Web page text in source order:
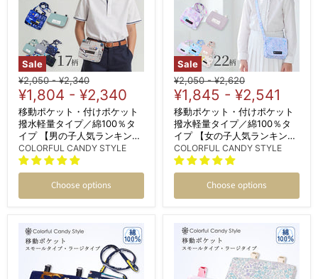
Sale
Original
price
¥2,050 -Original
price
¥2,340
¥1,804 - ¥2,340
移動ポケット・付けポケット
撥水軽量タイプ／綿100％タ
イプ 【男の子人気ランキング
TOP17】
COLORFUL CANDY STYLE
Choose options
Sale
Original
price
¥2,050 -Original
price
¥2,620
¥1,845 - ¥2,541
移動ポケット・付けポケット
撥水軽量タイプ／綿100％タ
イプ 【女の子人気ランキング
TOP22】
COLORFUL CANDY STYLE
Choose options